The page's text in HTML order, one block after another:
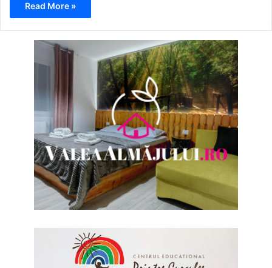
Read More »